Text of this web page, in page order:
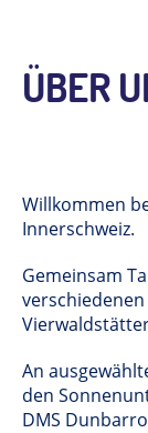
ÜBER
Willkommen
Innerschweiz.
Gemeinsam
An
den
DMS